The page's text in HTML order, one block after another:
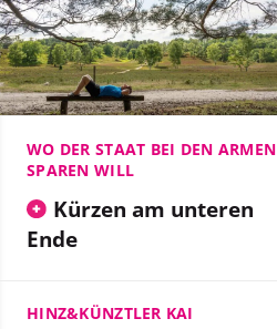
WO DER STAAT BEI DEN ARMEN
SPAREN WILL
Kürzen am unteren
Ende
HINZ&KÜNZTLER KAI